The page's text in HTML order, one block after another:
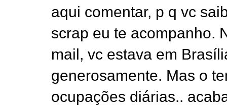
aqui comentar, p q vc
scrap eu te acompanho.
mail, vc estava em
generosamente. Mas o
ocupações diárias..